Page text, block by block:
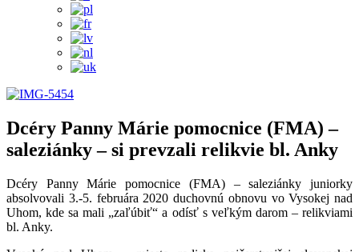
Dcéry Panny Márie pomocnice (FMA) –
saleziánky – si prevzali relikvie bl. Anky
Dcéry Panny Márie pomocnice (FMA) – saleziánky juniorky
absolvovali 3.-5. februára 2020 duchovnú obnovu vo Vysokej nad
Uhom, kde sa mali „zaľúbiť“ a odísť s veľkým darom – relikviami
bl. Anky.